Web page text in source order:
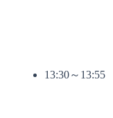
13:30～13:55